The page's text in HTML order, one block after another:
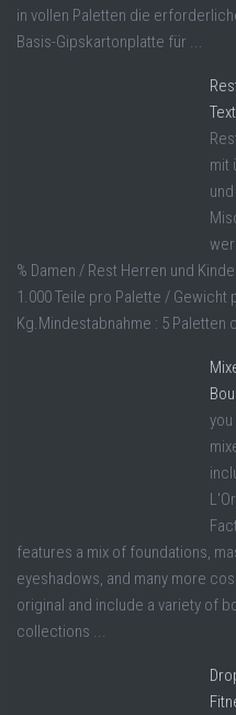
in vollen Paletten die
Basis-Gipskartonplatte für ...
mit
% Damen / Rest Herren und
1.000 Teile pro Palette / Gewicht
Kg.Mindestabnahme : 5 Paletten
features a mix of foundations,
eyeshadows, and many more
original and include a variety of
collections ...